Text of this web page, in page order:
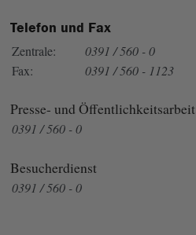
Telefon und Fax
Zentrale:
0391 / 560 - 0
Fax:
0391 / 560 - 1123
Presse- und Öffentlichkeitsarbeit
0391 / 560 - 0
Besucherdienst
0391 / 560 - 0